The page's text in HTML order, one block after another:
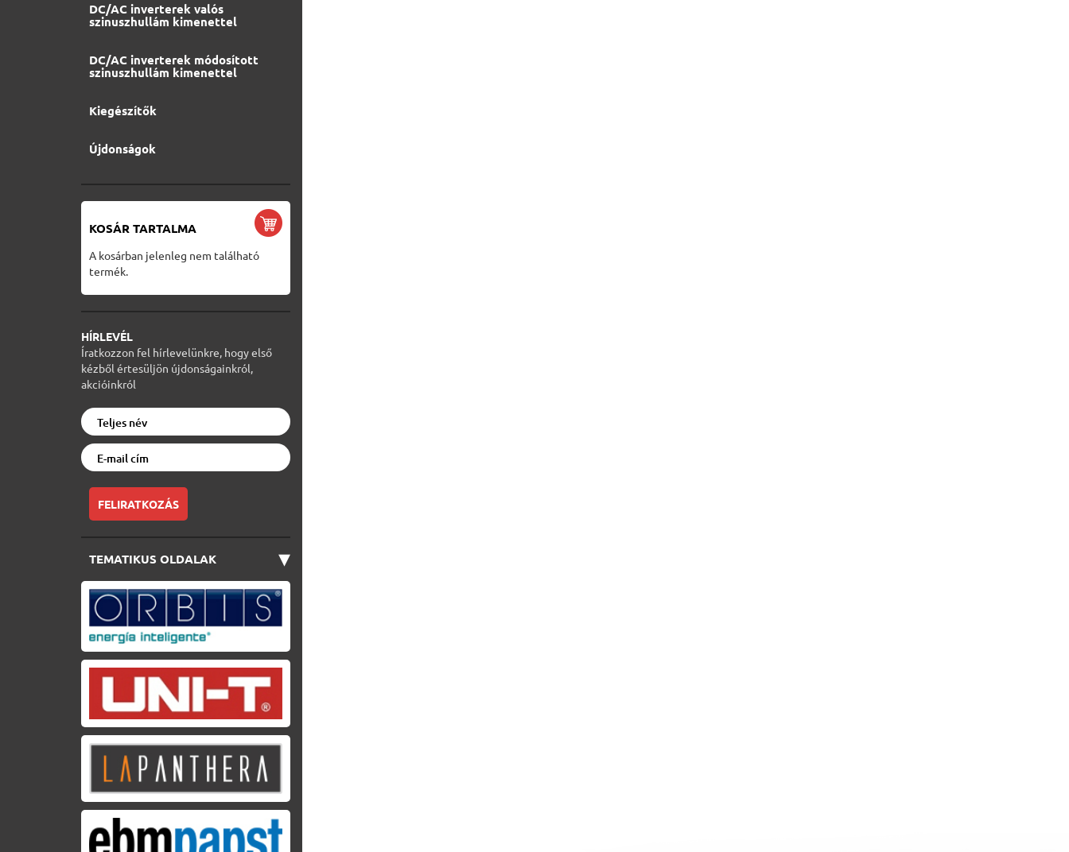
DC/AC inverterek valós
szinuszhullám kimenettel
DC/AC inverterek módosított
szinuszhullám kimenettel
Kiegészítők
Újdonságok
KOSÁR TARTALMA
A kosárban jelenleg nem található
termék.
HÍRLEVÉL
Íratkozzon fel hírlevelünkre, hogy első
kézből értesüljön újdonságainkról,
akcióinkról
FELIRATKOZÁS
TEMATIKUS OLDALAK ▾